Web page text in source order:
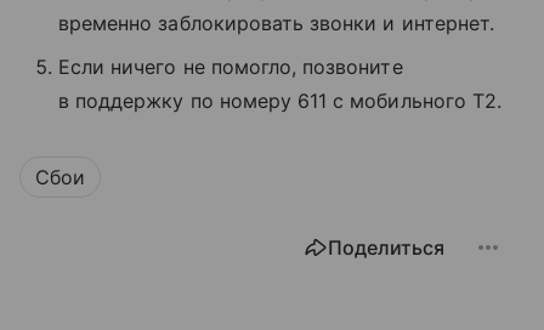
временно заблокировать звонки и интернет.
Если ничего не помогло, позвоните
в поддержку по номеру 611 с мобильного T2.
Сбои
Поделиться